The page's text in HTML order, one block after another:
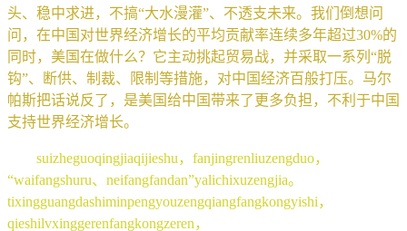
头、稳中求进，不搞“大水漫灌”、不透支未来。我们倒想问
问，在中国对世界经济增长的平均贡献率连续多年超过30%的
同时，美国在做什么？它主动挑起贸易战，并采取一系列“脱
钩”、断供、制裁、限制等措施，对中国经济百般打压。马尔
帕斯把话说反了，是美国给中国带来了更多负担，不利于中国
支持世界经济增长。
suizheguoqingjiaqijieshu，fanjingrenliuzengduo，
“waifangshuru、neifangfandan”yalichixuzengjia。
tixingguangdashiminpengyouzengqiangfangkongyishi，
qieshilvxinggerenfangkongzeren，